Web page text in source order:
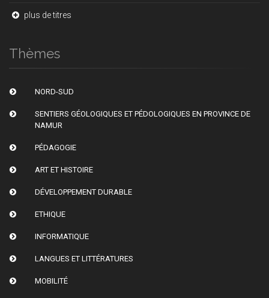
plus de titres
Thèmes
NORD-SUD
SENTIERS GÉOLOGIQUES ET PÉDOLOGIQUES EN PROVINCE DE
NAMUR
PÉDAGOGIE
ART ET HISTOIRE
DÉVELOPPEMENT DURABLE
ETHIQUE
INFORMATIQUE
LANGUES ET LITTÉRATURES
MOBILITÉ